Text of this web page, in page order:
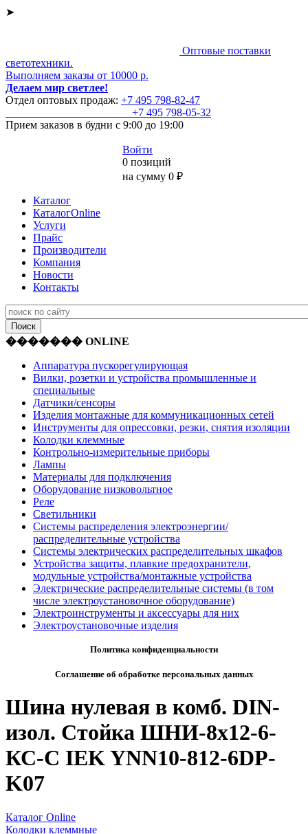
➤
Оптовые поставки
светотехники.
Выполняем заказы от 10000 р.
Делаем мир светлее!
Отдел оптовых продаж: +7 495 798-82-47
+7 495 798-05-32
Прием заказов в будни с 9:00 до 19:00
Войти
0 позиций
на сумму 0 ₽
Каталог
КаталогOnline
Услуги
Прайс
Производители
Компания
Новости
Контакты
������� ONLINE
Аппаратура пускорегулирующая
Вилки, розетки и устройства промышленные и
специальные
Датчики/сенсоры
Изделия монтажные для коммуникационных сетей
Инструменты для опрессовки, резки, снятия изоляции
Колодки клеммные
Контрольно-измерительные приборы
Лампы
Материалы для подключения
Оборудование низковольтное
Реле
Светильники
Системы распределения электроэнергии/
распределительные устройства
Системы электрических распределительных шкафов
Устройства защиты, плавкие предохранители,
модульные устройства/монтажные устройства
Электрические распределительные системы (в том
числе электроустановочное оборудование)
Электроинструменты и аксессуары для них
Электроустановочные изделия
Политика конфиденциальности
Соглашение об обработке персональных данных
Шина нулевая в комб. DIN-
изол. Стойка ШНИ-8х12-6-
КС-С IEK YNN10-812-6DP-
K07
Каталог Online
Колодки клеммные